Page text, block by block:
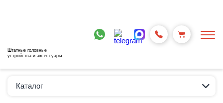
Штатные головные
устройства и аксессуары
Каталог